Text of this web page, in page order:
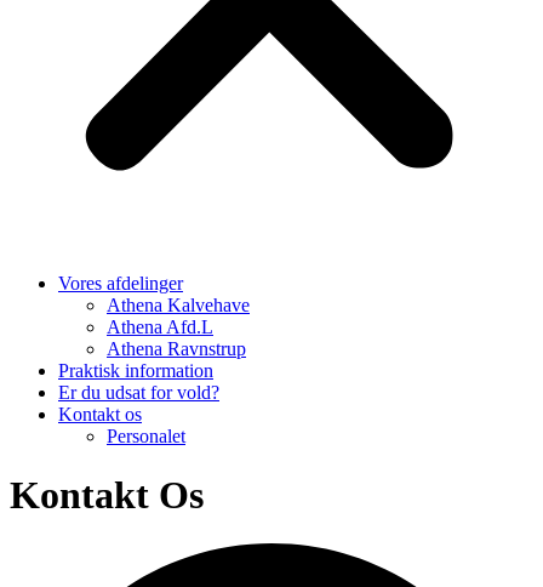
Vores afdelinger
Athena Kalvehave
Athena Afd.L
Athena Ravnstrup
Praktisk information
Er du udsat for vold?
Kontakt os
Personalet
Kontakt Os